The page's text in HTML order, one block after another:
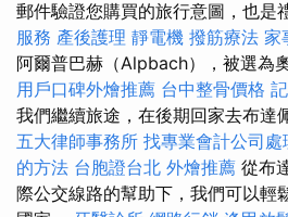
郵件驗證您購買的旅行意圖，也是
服務 產後護理 靜電機 撥筋療法 家
阿爾普巴赫（Alpbach），被選為
用戶口碑外燴推薦 台中整骨價格
我們繼續旅途，在後期回家去布達
五大律師事務所 找專業會計公司處
的方法 台胞證台北 外燴推薦 從布
際公交線路的幫助下，我們可以輕